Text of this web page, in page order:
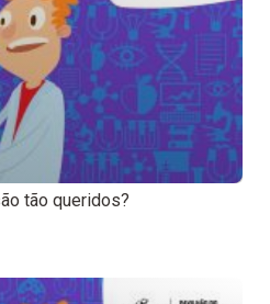
tão queridos?